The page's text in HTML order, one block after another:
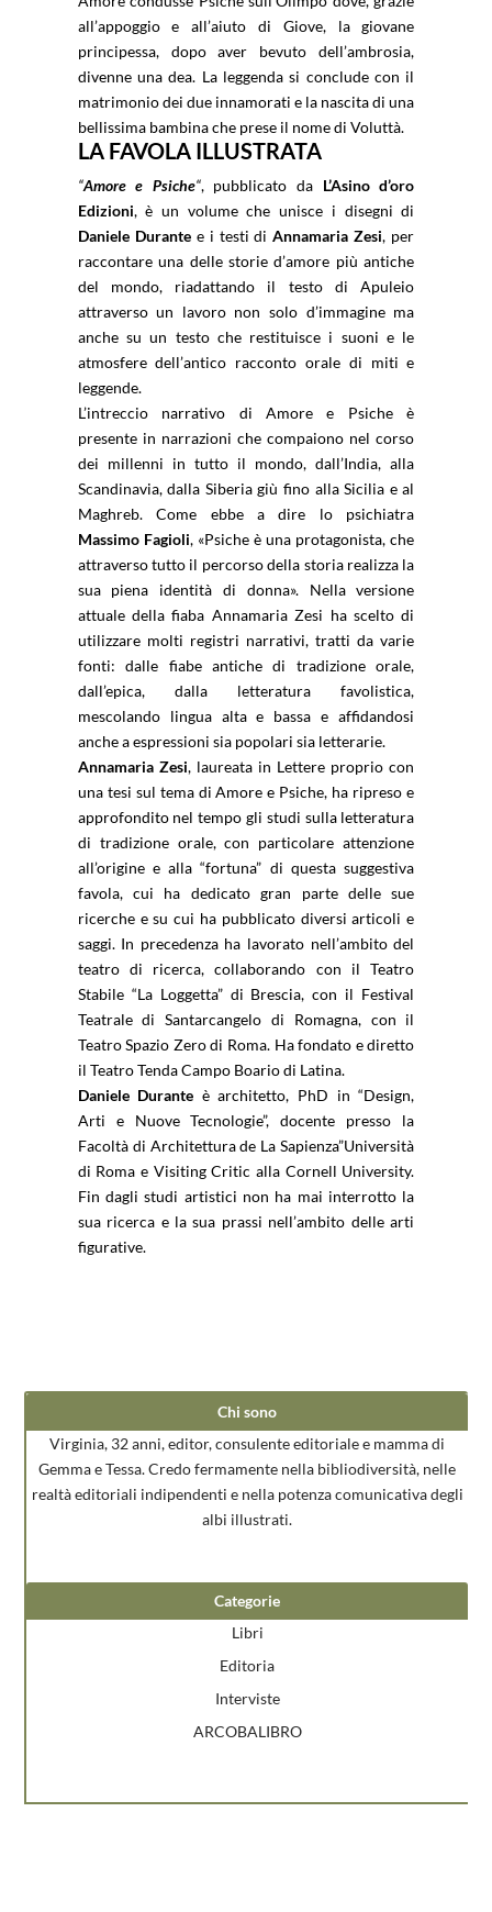
all’appoggio e all’aiuto di Giove, la giovane
principessa, dopo aver bevuto dell’ambrosia,
divenne una dea. La leggenda si conclude con il
matrimonio dei due innamorati e la nascita di una
bellissima bambina che prese il nome di Voluttà.
LA FAVOLA ILLUSTRATA
“Amoree Psiche“, pubblicato da L’Asino d’oro
Edizioni, è un volume che unisce i disegni di
Daniele Durantee i testi diAnnamaria Zesi, per
raccontare una delle storie d’amore più antiche
del mondo, riadattando il testo di Apuleio
attraverso un lavoro non solo d’immagine ma
anche su un testo che restituisce i suoni e le
atmosfere dell’antico racconto orale di miti e
leggende.
L’intreccio narrativo di Amore e Psiche è
presente in narrazioni che compaiono nel corso
dei millenni in tutto il mondo, dall’India, alla
Scandinavia, dalla Siberia giù fino alla Sicilia e al
Maghreb. Come ebbe a dire lo psichiatra
Massimo Fagioli, «Psiche è una protagonista, che
attraverso tutto il percorso della storia realizza la
sua piena identità di donna». Nella versione
attuale della fiaba Annamaria Zesi ha scelto di
utilizzare molti registri narrativi, tratti da varie
fonti: dalle fiabe antiche di tradizione orale,
dall’epica, dalla letteratura favolistica,
mescolando lingua alta e bassa e affidandosi
anche a espressioni sia popolari sia letterarie.
Annamaria Zesi, laureata in Lettere proprio con
una tesi sul tema di Amore e Psiche, ha ripreso e
approfondito nel tempo gli studi sulla letteratura
di tradizione orale, con particolare attenzione
all’origine e alla “fortuna” di questa suggestiva
favola, cui ha dedicato gran parte delle sue
ricerche e su cui ha pubblicato diversi articoli e
saggi. In precedenza ha lavorato nell’ambito del
teatro di ricerca, collaborando con il Teatro
Stabile “La Loggetta” di Brescia, con il Festival
Teatrale di Santarcangelo di Romagna, con il
Teatro Spazio Zero di Roma. Ha fondato e diretto
il Teatro Tenda Campo Boario di Latina.
Daniele Durante è architetto, PhD in “Design,
Arti e Nuove Tecnologie”, docente presso la
Facoltà di Architettura de La Sapienza”Università
di Roma e Visiting Critic alla Cornell University.
Fin dagli studi artistici non ha mai interrotto la
sua ricerca e la sua prassi nell’ambito delle arti
figurative.
Chi sono
Virginia, 32 anni, editor, consulente editoriale e mamma di
Gemma e Tessa. Credo fermamente nella bibliodiversità, nelle
realtà editoriali indipendenti e nella potenza comunicativa degli
albi illustrati.
Categorie
Libri
Editoria
Interviste
ARCOBALIBRO